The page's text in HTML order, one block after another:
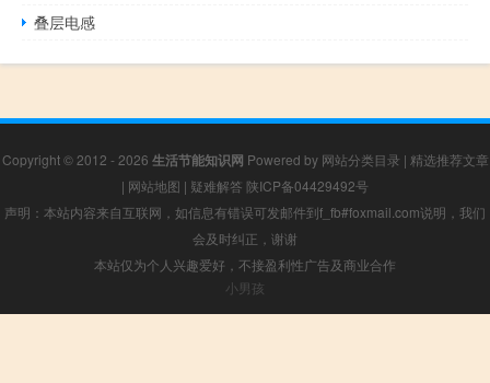
叠层电感
Copyright © 2012 - 2026 生活节能知识网 Powered by 网站分类目录 | 精选推荐文章
| 网站地图 | 疑难解答 陕ICP备04429492号
声明：本站内容来自互联网，如信息有错误可发邮件到f_fb#foxmail.com说明，我们
会及时纠正，谢谢
本站仅为个人兴趣爱好，不接盈利性广告及商业合作
小男孩